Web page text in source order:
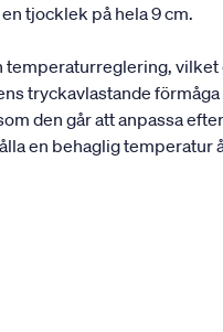
tjocklek på hela 9 cm.
tryckavlastande
den går att anpassa
en behaglig temperatur